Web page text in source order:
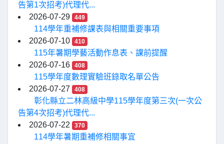
告第1次招考)代理代...
2026-07-29
449
114學年重補修課表與相關重要事項
2026-07-10
410
115年暑期學藝活動作息表、課前提醒
2026-07-16
408
115學年度數理實驗班錄取名單公告
2026-07-27
408
彰化縣立二林高級中學115學年度第三次(一次公
告第4次招考)代理代...
2026-07-22
370
114學年暑期重補修相關事宜